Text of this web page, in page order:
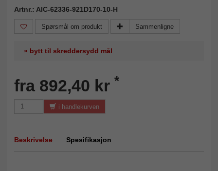
Artnr.: AIC-62336-921D170-10-H
Spørsmål om produkt Sammenligne
» bytt til skreddersydd mål
fra 892,40 kr *
i handlekurven
Beskrivelse Spesifikasjon